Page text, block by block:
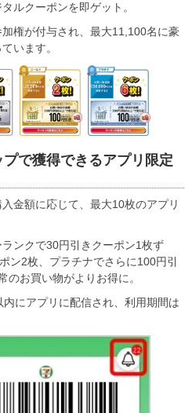
ルクーポンを即ゲット。
権が付与され、最大11,100名に豪
います。
で獲得できるアプリ限定
金額に応じて、最大10枚のアプリ
ンクで30円引きクーポン1枚ず
ン2枚、プラチナでさらに100円引
のお買い物がよりお得に。
にアプリに配信され、利用期間は